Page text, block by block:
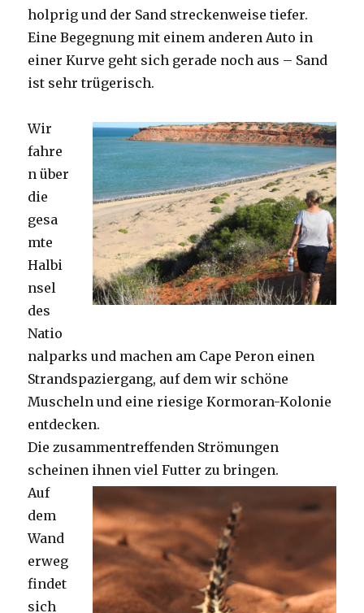
holprig und der Sand streckenweise tiefer.
Eine Begegnung mit einem anderen Auto in
einer Kurve geht sich gerade noch aus – Sand
ist sehr trügerisch.
Wir
fahre
n über
die
gesa
mte
Halbi
nsel
des
Natio
nalparks und machen am Cape Peron einen
Strandspaziergang, auf dem wir schöne
Muscheln und eine riesige Kormoran-Kolonie
entdecken.
Die zusammentreffenden Strömungen
scheinen ihnen viel Futter zu bringen.
Auf
dem
Wand
erweg
findet
sich